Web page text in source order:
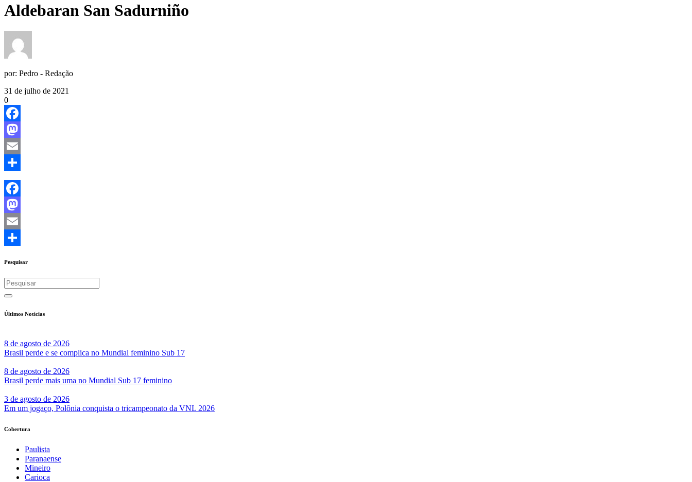
Aldebaran San Sadurniño
por: Pedro - Redação
31 de julho de 2021
0
Facebook
Mastodon
Email
Share
Facebook
Mastodon
Email
Pesquisar
Últimos Notícias
8 de agosto de 2026
Brasil perde e se complica no Mundial feminino Sub 17
8 de agosto de 2026
Brasil perde mais uma no Mundial Sub 17 feminino
3 de agosto de 2026
Em um jogaço, Polônia conquista o tricampeonato da VNL 2026
Cobertura
Paulista
Paranaense
Mineiro
Carioca